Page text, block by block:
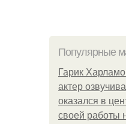
Популярные
Гарик
актер
оказался в
своей работы